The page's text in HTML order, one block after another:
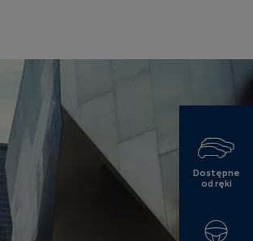
Dostępne
od ręki